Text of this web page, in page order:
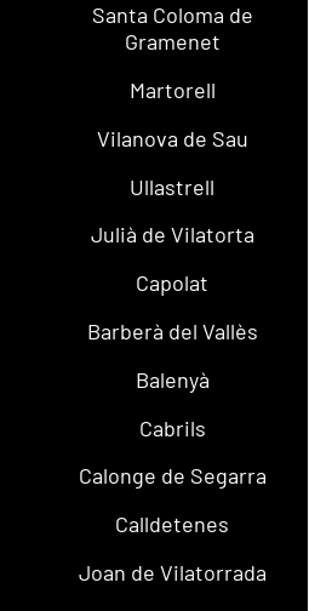
Santa Coloma de
Gramenet
Martorell
Vilanova de Sau
Ullastrell
Julià de Vilatorta
Capolat
Barberà del Vallès
Balenyà
Cabrils
Calonge de Segarra
Calldetenes
Joan de Vilatorrada